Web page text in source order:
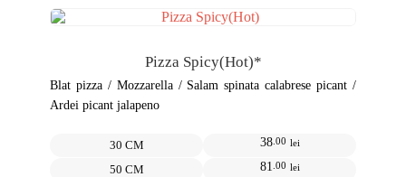
variații.
alese
în
pagina
Pizza Spicy(Hot)*
Blat pizza / Mozzarella / Salam spinata calabrese picant /
Ardei picant jalapeno
30 CM 38.00 lei
50 CM 81 .00 lei